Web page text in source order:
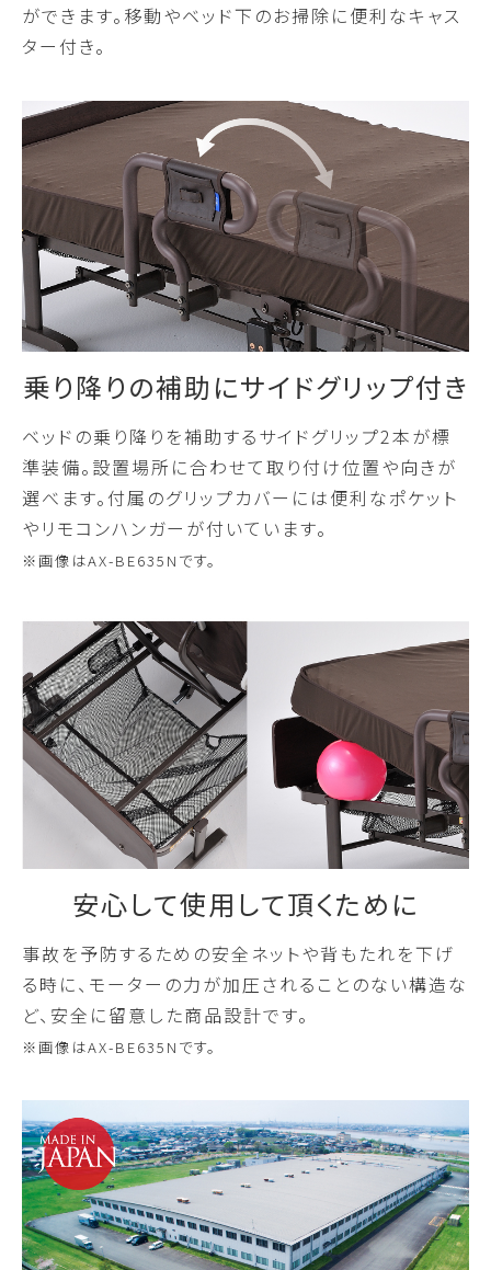
ができます。移動やベッド下のお掃除に便利なキャス
ター付き。
乗り降りの補助にサイドグリップ付き
ベッドの乗り降りを補助するサイドグリップ2本が標
準装備。設置場所に合わせて取り付け位置や向きが
選べます。付属のグリップカバーには便利なポケット
やリモコンハンガーが付いています。
※画像はAX-BE635Nです。
安心して使用して頂くために
事故を予防するための安全ネットや背もたれを下げ
る時に、モーターの力が加圧されることのない構造な
ど、安全に留意した商品設計です。
※画像はAX-BE635Nです。